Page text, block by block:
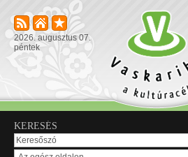
2026. augusztus 07.
péntek
KERESÉS